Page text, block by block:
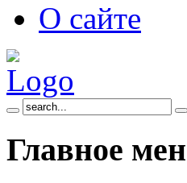
О сайте
Главное